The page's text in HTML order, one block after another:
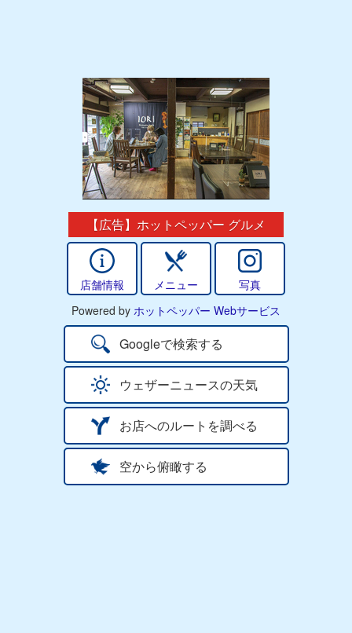
【広告】ホットペッパー グルメ
店舗情報 メニュー
写真
Powered by ホットペッパー Webサービス
Googleで検索する
ウェザーニュースの天気
お店へのルートを調べる
空から俯瞰する